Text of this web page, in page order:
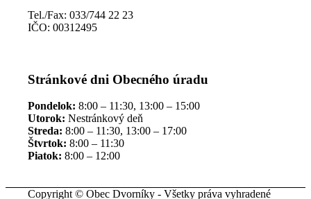
Tel./Fax: 033/744 22 23
IČO: 00312495
Stránkové dni Obecného úradu
Pondelok: 8:00 – 11:30, 13:00 – 15:00
Utorok: Nestránkový deň
Streda: 8:00 – 11:30, 13:00 – 17:00
Štvrtok: 8:00 – 11:30
Piatok: 8:00 – 12:00
Copyright © Obec Dvorníky - Všetky práva vyhradené